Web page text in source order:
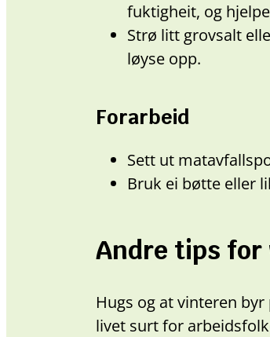
fuktigheit, og
Strø litt grovsalt
løyse opp.
Forarbeid
Sett ut
Bruk ei bøtte eller
Andre tips
Hugs og at vinteren
livet surt for